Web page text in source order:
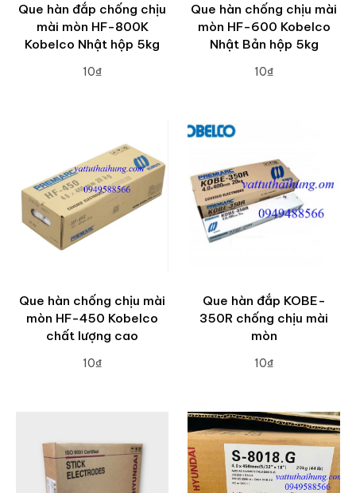
Que hàn đắp chống chịu
mài mòn HF-800K
Kobelco Nhật hộp 5kg
10₫
Que hàn chống chịu mài
mòn HF-600 Kobelco
Nhật Bản hộp 5kg
10₫
Que hàn chống chịu mài
mòn HF-450 Kobelco
chất lượng cao
10₫
Que hàn đắp KOBE-
350R chống chịu mài
mòn
10₫